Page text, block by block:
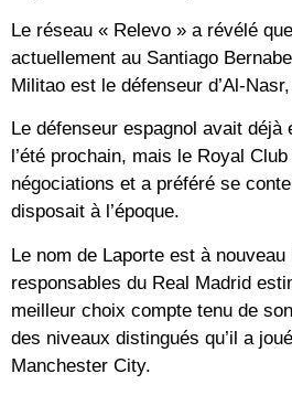
Le réseau « Relevo » a révélé
actuellement au Santiago
Militao est le défenseur d’Al-
Le défenseur espagnol avait déjà
l’été prochain, mais le Royal
négociations et a préféré se
disposait à l’époque.
Le nom de Laporte est à
responsables du Real Madrid
meilleur choix compte tenu de
des niveaux distingués qu’il a
Manchester City.